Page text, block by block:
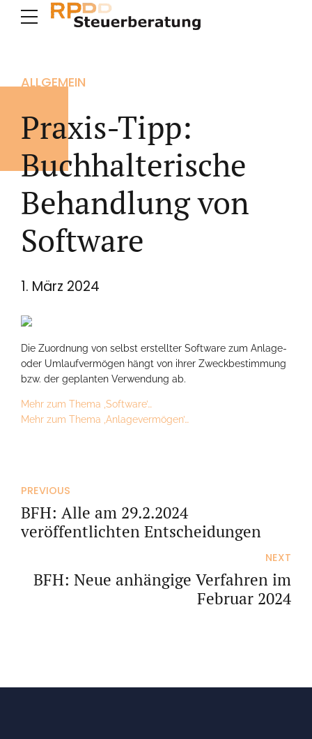
ALLGEMEIN
Praxis-Tipp:
Buchhalterische
Behandlung von
Software
1. März 2024
Die Zuordnung von selbst erstellter Software zum Anlage-
oder Umlaufvermögen hängt von ihrer Zweckbestimmung
bzw. der geplanten Verwendung ab.
Mehr zum Thema ‚Software’…
Mehr zum Thema ‚Anlagevermögen’…
PREVIOUS
BFH: Alle am 29.2.2024
veröffentlichten Entscheidungen
NEXT
BFH: Neue anhängige Verfahren im
Februar 2024